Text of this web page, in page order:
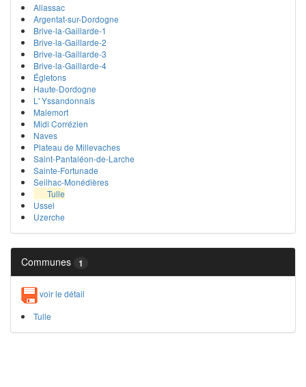
Allassac
Argentat-sur-Dordogne
Brive-la-Gaillarde-1
Brive-la-Gaillarde-2
Brive-la-Gaillarde-3
Brive-la-Gaillarde-4
Égletons
Haute-Dordogne
L' Yssandonnais
Malemort
Midi Corrézien
Naves
Plateau de Millevaches
Saint-Pantaléon-de-Larche
Sainte-Fortunade
Seilhac-Monédières
Tulle
Ussel
Uzerche
Communes 1
voir le détail
Tulle